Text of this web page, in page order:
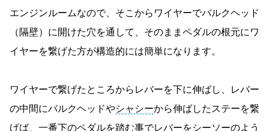
エンジンルームなので、そこからワイヤーでバルクヘッド
（隔壁）に開けた穴を通して、そのままペダルの根元にワ
イヤーを繋げた方が構造的には簡単になります。
ワイヤーで繋げたところからレバーを下に伸ばし、レバー
の中間にバルクヘッドやシャシーから伸ばしたステーを繋
げば、一番下のペダルを踏む事でレバーをシーソーのよう